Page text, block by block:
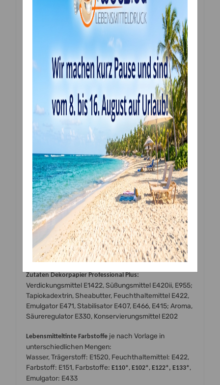
Saracino Cake Paper ist rau was die Auflösung der
Bilder etwas beeinträchtigt.
Wenn Sie die Aufleger nicht selbst ausschneiden
wollen, klicken Sie auf Stanzservice und wir
Die essbaren Bilder werden mit einem für den
Lebensmitteldruck zertifizierten Drucker, mit
Lebensmitteltinte bedruckt und sind zu 100 % essbar.
Sie erhalten ein Bild, gedruckt in höchster Qualität
individuell und ganz frisch für Sie gefertigt.
Bitte die Folie vor dem Verwenden entfernen. Sie
können die Bilder ganz einfach mit einer Schere oder
einem Skalpell ausschneiden. Eine genaue Anleitung
liegt dem Produkt bei.
Sollten Sie Sonderwünsche oder Fragen haben …
nehmen sie doch bitte einfach mit uns Kontakt auf:
email: mwolf@wecs.eu
Tel. oder WhatsApp: +4369913702462 (ab 14:00 Uhr)
Zutaten Dekorpapier Professional Plus:
Verdickungsmittel E1422, Süßungsmittel E420ii, E955;
Tapiokadextrin, Sheabutter, Feuchthaltemittel E422,
Emulgator E471, Stabilisator E407, E466, E415; Aroma,
Säureregulator E330, Konservierungsmittel E202
Lebensmitteltinte Farbstoffe je nach Vorlage in
unterschiedlichen Mengen:
Wasser, Trägerstoff: E1520, Feuchthaltemittel: E422,
Farbstoff: E151, Farbstoffe: E110*, E102*, E122*, E133*,
Emulgator: E433